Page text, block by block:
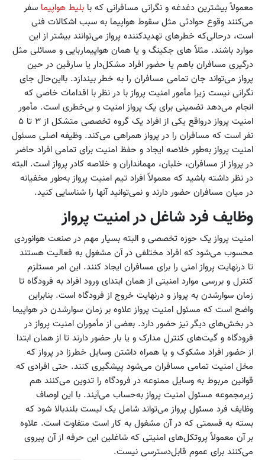
معمولاً بیشترین دغدغه و نگرانی مسافرانی که با بلیط هواپیما سفر
می‌کنند وقوع حوادثی مثل سقوط هواپیما به سبب اشکالات فنی
است، درحالی‌که خطرهای تهدیدکننده پرواز می‌توانند بیشتر از این
موارد باشند. مثلاً های جکینگ و یا همان هواپیماربایی و مسائلی مثل
درگیری مسافران باهم یا حضور افراد مشکل‌دار یا سارقین در حین
پرواز می‌تواند جان تمامی مسافران را به خطر بیندازد. بااین‌حال جای
نگرانی نیست زیرا مأمور امنیت پرواز با در نظر با اقدامات خاصی که
انجام می‌دهد تضمینی برای یک پرواز امنیت و بی‌خطری است. مأمور
امنیت پرواز درواقع یکی از افراد یک گروه تخصصی متشکل از ۳ تا ۵
نفر است که مسافران را در پرواز همراهی می‌کند. وظیفه اصلی مسئول
امنیت پرواز به‌طور خلاصه ایجاد و حفظ امنیت برای تمامی افراد حاضر
در پرواز از مسافران، خلبان، مهمانداران و خلاصه کادر پرواز است. البته
در نظر داشته باشید که معمولاً افراد تیم امنیت پرواز به‌طور مخفیانه
در میان مسافران حضور دارند و نمی‌توانید آنها را شناسایی کنید.
وظایف فرد شاغل در امنیت پرواز
امنیت پرواز یک حوزه تخصصی و البته بسیار مهم در صنعت هوانوردی
محسوب می‌شود که افراد مختلفی در آن مشغول به فعالیت هستند
تا درنهایت پرواز امنی را برای مسافران ایجاد کنند. این امر مستلزم
کنترل و بررسی موارد امنیتی از همان ابتدای ورود افراد به فرودگاه تا
زمان سوارشدن به پرواز و درنهایت خروج از فرودگاه است. بنابراین
واضح است که مسئول امنیت پرواز علاوه بر زمان سوارشدن در هواپیما
در بخش‌های دیگر نیز حضور دارد. بعضی از مأموران امنیت پرواز در
فرودگاه و گیت‌های کنترل مدارک و یا بار حضور دارند تا از همان ابتدا
از حضور افراد مشکوک و یا همراه داشتن وسایل خطرزا در پرواز که
مخل امنیت تمامی مسافران می‌شود پیشگیری کنند. حتی افرادی که
قوانین مربوط به وسایل ممنوعه در فرودگاه را تدوین می‌کنند هم
زیرمجموعه مسئول امنیت پرواز به‌حساب می‌آیند. با این اوصاف
وظایف فرد مسئول پرواز می‌تواند شامل یک لیست بلندبالا شود که
بسته به قسمتی که در آن مشغول به کار است متفاوت است. علاوه
بر آن معمولاً پروتکل‌های امنیتی که شاغلین این حرفه از آن پیروی
می‌کنند برای عموم قابل‌دسترسی نیست.